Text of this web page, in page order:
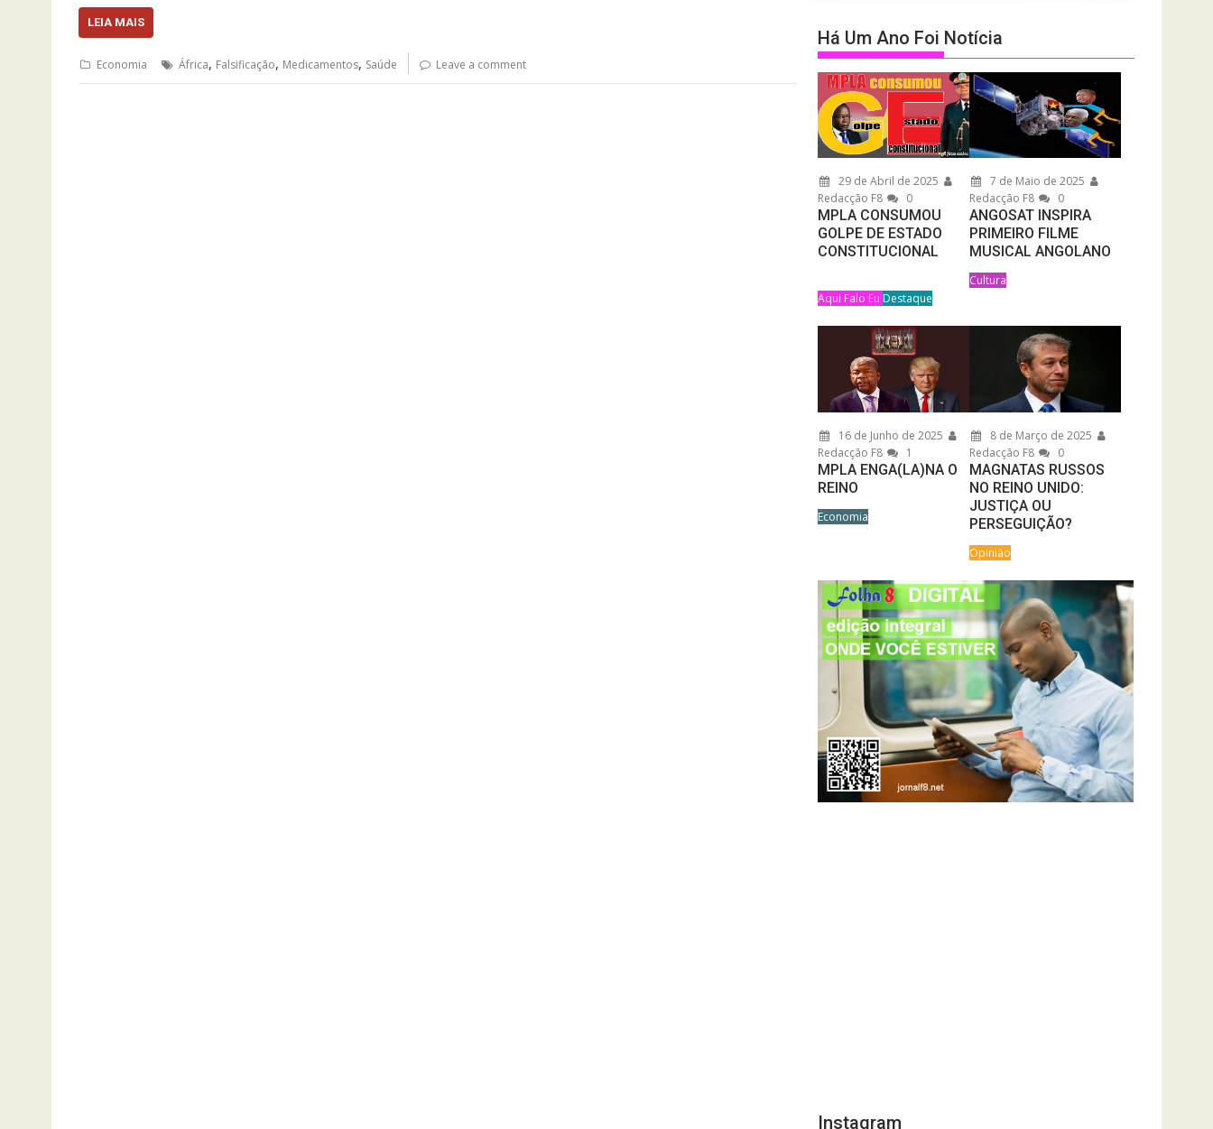
LEIA MAIS
Economia África, Falsificação, Medicamentos, Saúde Leave a comment
Há Um Ano Foi Notícia
29 de Abril de 2025
Redacção F8
0
MPLA CONSUMOU
GOLPE DE ESTADO
CONSTITUCIONAL
Aqui Falo Eu Destaque
7 de Maio de 2025
Redacção F8
0
ANGOSAT INSPIRA
PRIMEIRO FILME
MUSICAL ANGOLANO
Cultura
16 de Junho de 2025
Redacção F8
1
MPLA ENGA(LA)NA O
REINO
Economia
8 de Março de 2025
Redacção F8
0
MAGNATAS RUSSOS
NO REINO UNIDO:
JUSTIÇA OU
PERSEGUIÇÃO?
Opinião
Instagram